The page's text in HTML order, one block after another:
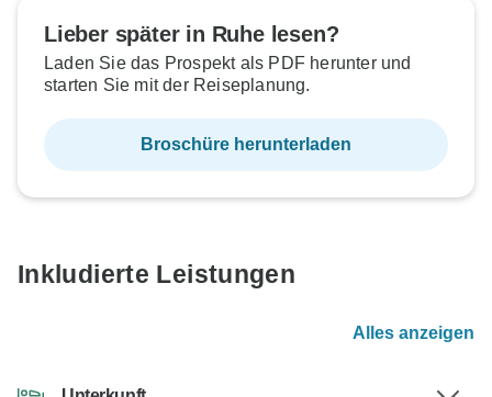
Lieber später in Ruhe lesen?
Laden Sie das Prospekt als PDF herunter und
starten Sie mit der Reiseplanung.
Broschüre herunterladen
Inkludierte Leistungen
Alles anzeigen